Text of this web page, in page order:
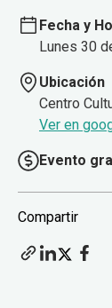
Fecha y
Lunes 30
Ubicación
Centro
Ver en
Evento
Compartir